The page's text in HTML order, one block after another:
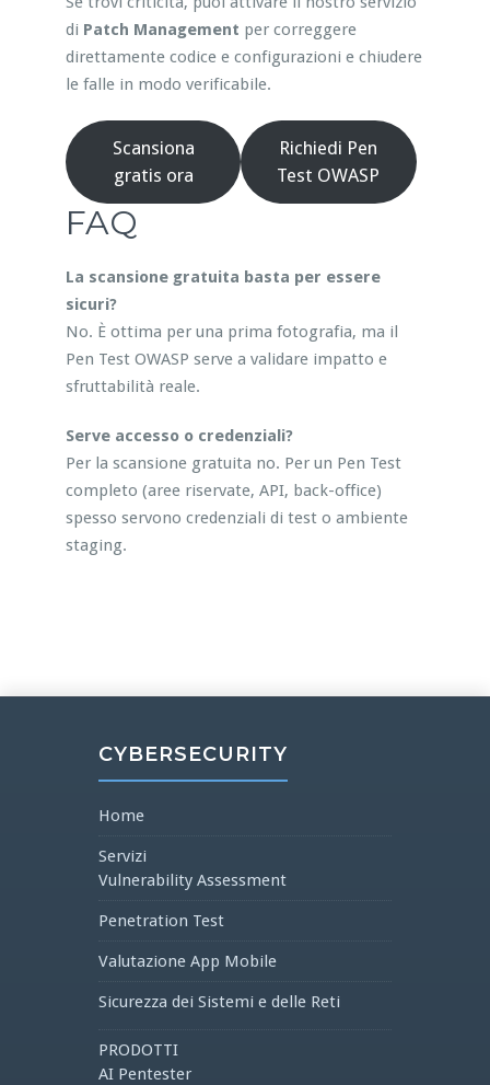
di Patch Management per correggere
direttamente codice e configurazioni e chiudere
le falle in modo verificabile.
Scansiona
gratis ora
Richiedi Pen
Test OWASP
FAQ
La scansione gratuita basta per essere
sicuri?
No. È ottima per una prima fotografia, ma il
Pen Test OWASP serve a validare impatto e
sfruttabilità reale.
Serve accesso o credenziali?
Per la scansione gratuita no. Per un Pen Test
completo (aree riservate, API, back-office)
spesso servono credenziali di test o ambiente
staging.
CYBERSECURITY
Home
Servizi
Vulnerability Assessment
Penetration Test
Valutazione App Mobile
Sicurezza dei Sistemi e delle Reti
PRODOTTI
AI Pentester